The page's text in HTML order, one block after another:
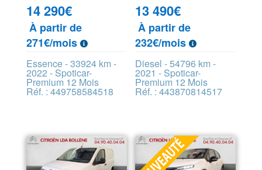
14 290€
À partir de
271€/mois
Essence - 33924 km -
2022 - Spoticar-
Premium 12 Mois
Réf. : 449758584518
13 490€
À partir de
232€/mois
Diesel - 54796 km -
2021 - Spoticar-
Premium 12 Mois
Réf. : 443870814517